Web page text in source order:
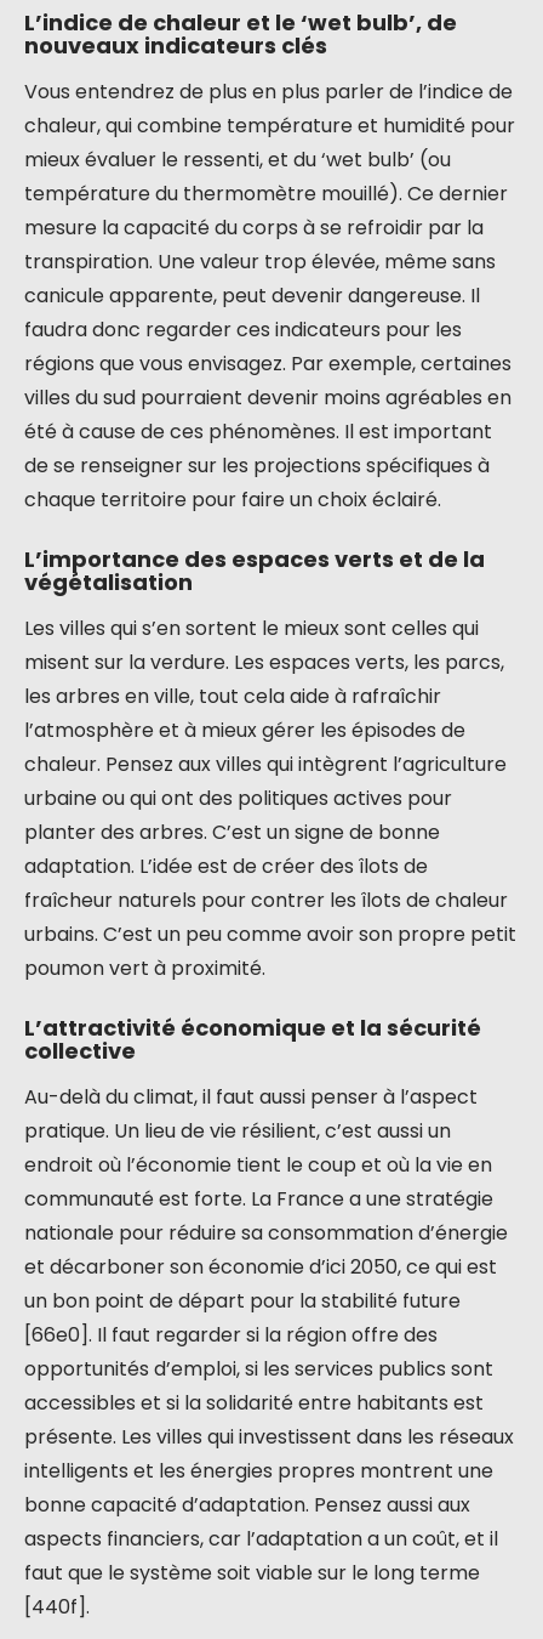
L’indice de chaleur et le ‘wet bulb’, de
nouveaux indicateurs clés
Vous entendrez de plus en plus parler de l’indice de
chaleur, qui combine température et humidité pour
mieux évaluer le ressenti, et du ‘wet bulb’ (ou
température du thermomètre mouillé). Ce dernier
mesure la capacité du corps à se refroidir par la
transpiration. Une valeur trop élevée, même sans
canicule apparente, peut devenir dangereuse. Il
faudra donc regarder ces indicateurs pour les
régions que vous envisagez. Par exemple, certaines
villes du sud pourraient devenir moins agréables en
été à cause de ces phénomènes. Il est important
de se renseigner sur les projections spécifiques à
chaque territoire pour faire un choix éclairé.
L’importance des espaces verts et de la
végétalisation
Les villes qui s’en sortent le mieux sont celles qui
misent sur la verdure. Les espaces verts, les parcs,
les arbres en ville, tout cela aide à rafraîchir
l’atmosphère et à mieux gérer les épisodes de
chaleur. Pensez aux villes qui intègrent l’agriculture
urbaine ou qui ont des politiques actives pour
planter des arbres. C’est un signe de bonne
adaptation. L’idée est de créer des îlots de
fraîcheur naturels pour contrer les îlots de chaleur
urbains. C’est un peu comme avoir son propre petit
poumon vert à proximité.
L’attractivité économique et la sécurité
collective
Au-delà du climat, il faut aussi penser à l’aspect
pratique. Un lieu de vie résilient, c’est aussi un
endroit où l’économie tient le coup et où la vie en
communauté est forte. La France a une stratégie
nationale pour réduire sa consommation d’énergie
et décarboner son économie d’ici 2050, ce qui est
un bon point de départ pour la stabilité future
[66e0]. Il faut regarder si la région offre des
opportunités d’emploi, si les services publics sont
accessibles et si la solidarité entre habitants est
présente. Les villes qui investissent dans les réseaux
intelligents et les énergies propres montrent une
bonne capacité d’adaptation. Pensez aussi aux
aspects financiers, car l’adaptation a un coût, et il
faut que le système soit viable sur le long terme
[440f].